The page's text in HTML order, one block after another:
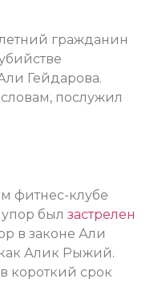
гражданин
Гейдарова.
послужил
фитнес-клубе
был застрелен
в законе Али
Алик Рыжий.
короткий срок